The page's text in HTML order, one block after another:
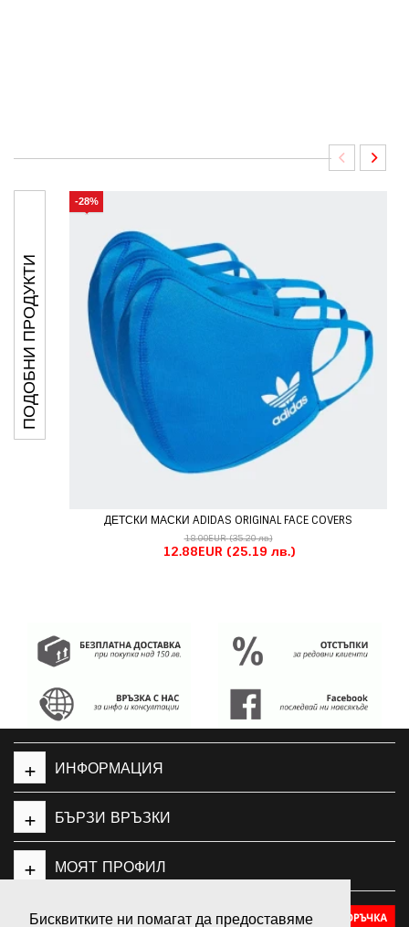
Бисквитките ни помагат да предоставяме
ПОДОБНИ ПРОДУКТИ
-28%
ДЕТСКИ МАСКИ ADIDAS ORIGINAL FACE COVERS
18.00EUR(35.20 лв.)
12.88EUR (25.19 лв.)
ИНФОРМАЦИЯ
+
БЪРЗИ ВРЪЗКИ
+
МОЯТ ПРОФИЛ
+